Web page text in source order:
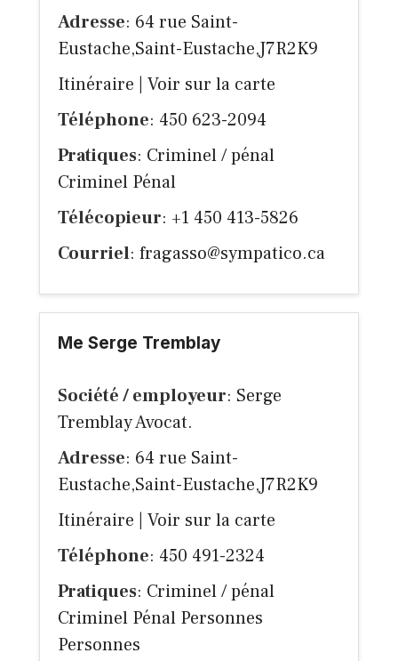
Adresse: 64 rue Saint-
Eustache,Saint-Eustache,J7R2K9
Itinéraire
Voir sur la carte
Téléphone: 450 623-2094
Pratiques: Criminel / pénal
Criminel Pénal
Télécopieur: +1 450 413-5826
Courriel: fragasso@sympatico.ca
Me Serge Tremblay
Société / employeur: Serge
Tremblay Avocat.
Adresse: 64 rue Saint-
Eustache,Saint-Eustache,J7R2K9
Itinéraire
Voir sur la carte
Téléphone: 450 491-2324
Pratiques: Criminel / pénal
Criminel Pénal Personnes
Personnes